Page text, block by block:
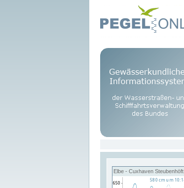
Elbe - Cuxhaven Steubenhöft